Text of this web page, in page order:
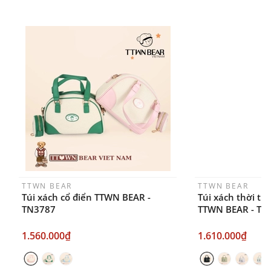
Thời gian nhận hàng: Đối với đơn hàng Online tại
TPHCM, sản phẩm sẽ được giao sớm nhất là 1
ngày sau khi đặt.
TTWN BEAR
Túi xách cổ điển TTWN BEAR -
TN3787
1.560.000₫
TTWN BEAR
Túi xách thời
TTWN BEAR -
1.610.000₫